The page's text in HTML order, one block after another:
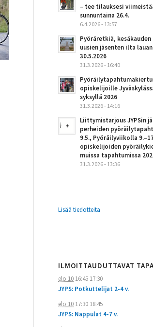
– tee tilauksesi
sunnuntaina 26.4.
6.4.2026 - 13:57
Pyöräretkiä, kesäkauden
uusien jäsenten ilta
30.5.2026
31.3.2026 - 16:40
opiskelijoille
syksyllä 2026
31.3.2026 - 14:16
Liittymistarjous JYPSin
perheiden
9.5., Pyöräilyviikolla
opiskelijoiden
muissa tapahtumissa
31.3.2026 - 13:36
Lisää tiedotteita
ILMOITTAUDUTTAVAT
elo 10 16:45 17:30
JYPS: Potkuttelijat 2-4 v.
elo 10 17:30 18:45
JYPS: Nappulat 4-7 v.